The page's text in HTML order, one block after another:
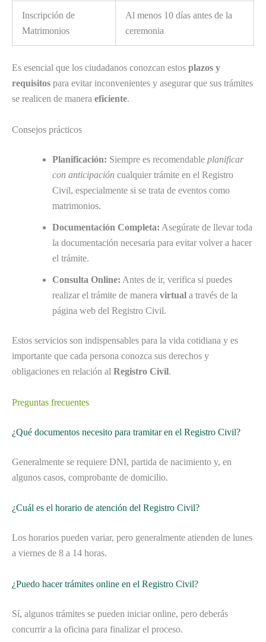
Inscripción de
Matrimonios
Al menos 10 días antes de la
ceremonia
Es esencial que los ciudadanos conozcan estos plazos y
requisitos para evitar inconvenientes y asegurar que sus trámites
se realicen de manera eficiente.
Consejos prácticos
Planificación: Siempre es recomendable planificar
con anticipación cualquier trámite en el Registro
Civil, especialmente si se trata de eventos como
matrimonios.
Documentación Completa: Asegúrate de llevar toda
la documentación necesaria para evitar volver a hacer
el trámite.
Consulta Online: Antes de ir, verifica si puedes
realizar el trámite de manera virtual a través de la
página web del Registro Civil.
Estos servicios son indispensables para la vida cotidiana y es
importante que cada persona conozca sus derechos y
obligaciones en relación al Registro Civil.
Preguntas frecuentes
¿Qué documentos necesito para tramitar en el Registro Civil?
Generalmente se requiere DNI, partida de nacimiento y, en
algunos casos, comprobante de domicilio.
¿Cuál es el horario de atención del Registro Civil?
Los horarios pueden variar, pero generalmente atienden de lunes
a viernes de 8 a 14 horas.
¿Puedo hacer trámites online en el Registro Civil?
Sí, algunos trámites se pueden iniciar online, pero deberás
concurrir a la oficina para finalizar el proceso.